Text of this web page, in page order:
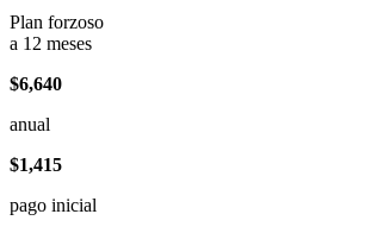
Plan forzoso
a 12 meses
$6,640
anual
$1,415
pago inicial